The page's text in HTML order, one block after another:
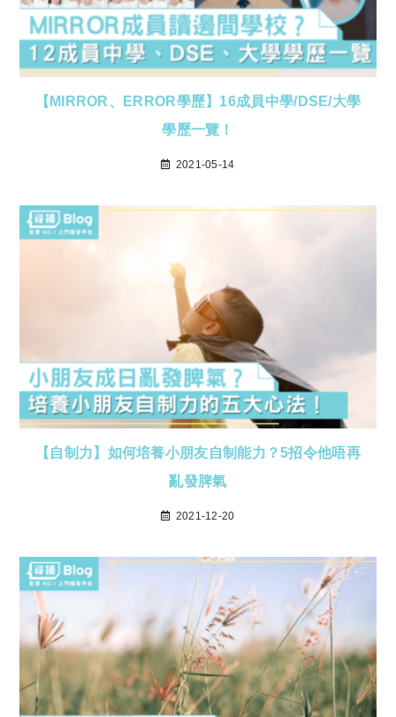
【MIRROR、ERROR學歷】16成員中學/DSE/大學
學歷一覽！
2021-05-14
【自制力】如何培養小朋友自制能力？5招令他唔再
亂發脾氣
2021-12-20